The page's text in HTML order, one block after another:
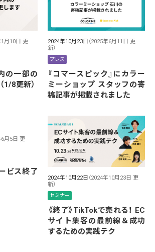
1月10日 更
の一部の
1/8更新）
2024年10月23日 （2025年6月11日 更
新）
プレス
『コマースピック』にカラー
ミーショップ スタッフの寄
稿記事が掲載されました
6月5日 更
ビス終了
2024年10月22日 （2024年10月23日 更
新）
セミナー
《終了》TikTokで売れる！ EC
サイト集客の最前線＆成功
するための実践テク